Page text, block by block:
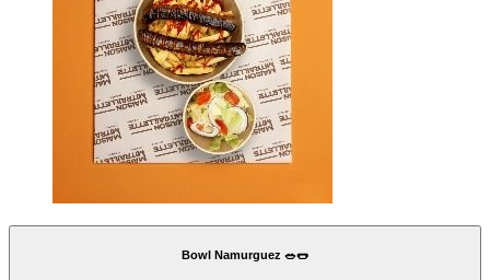
Bowl Namurguez 🥗🌭